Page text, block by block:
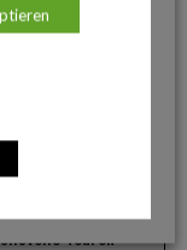
und
3: Der robuste
Touren